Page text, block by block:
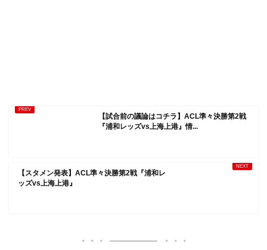
【試合前の議論はコチラ】ACL準々決勝第2戦
『浦和レッズvs上海上港』情...
【スタメン発表】ACL準々決勝第2戦『浦和レ
ッズvs上海上港』